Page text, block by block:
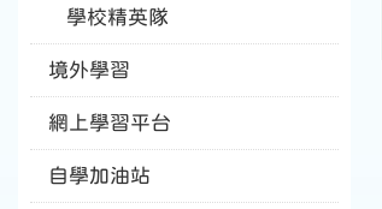
學校精英隊
境外學習
網上學習平台
自學加油站